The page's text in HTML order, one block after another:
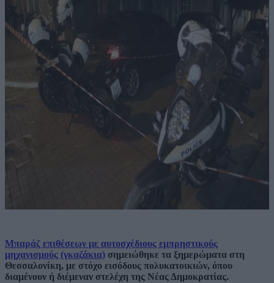
Μπαράζ επιθέσεων με αυτοσχέδιους εμπρηστικούς
μηχανισμούς (γκαζάκια) σημειώθηκε τα ξημερώματα στη
Θεσσαλονίκη, με στόχο εισόδους πολυκατοικιών, όπου
διαμένουν ή διέμεναν στελέχη της Νέας Δημοκρατίας.